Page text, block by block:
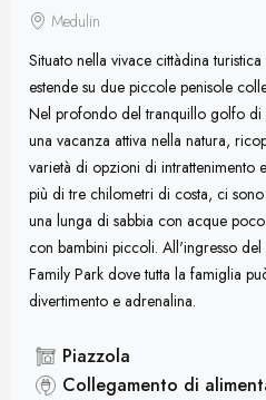
Medulin
Situato nella vivace cittàdina
estende su due piccole penisole
Nel profondo del tranquillo golfo
una vacanza attiva nella natura,
varietà di opzioni di intrattenimento
più di tre chilometri di costa, ci
una lunga di sabbia con acque
con bambini piccoli. All'ingresso
Family Park dove tutta la famiglia
divertimento e adrenalina.
Piazzola
Collegamento di